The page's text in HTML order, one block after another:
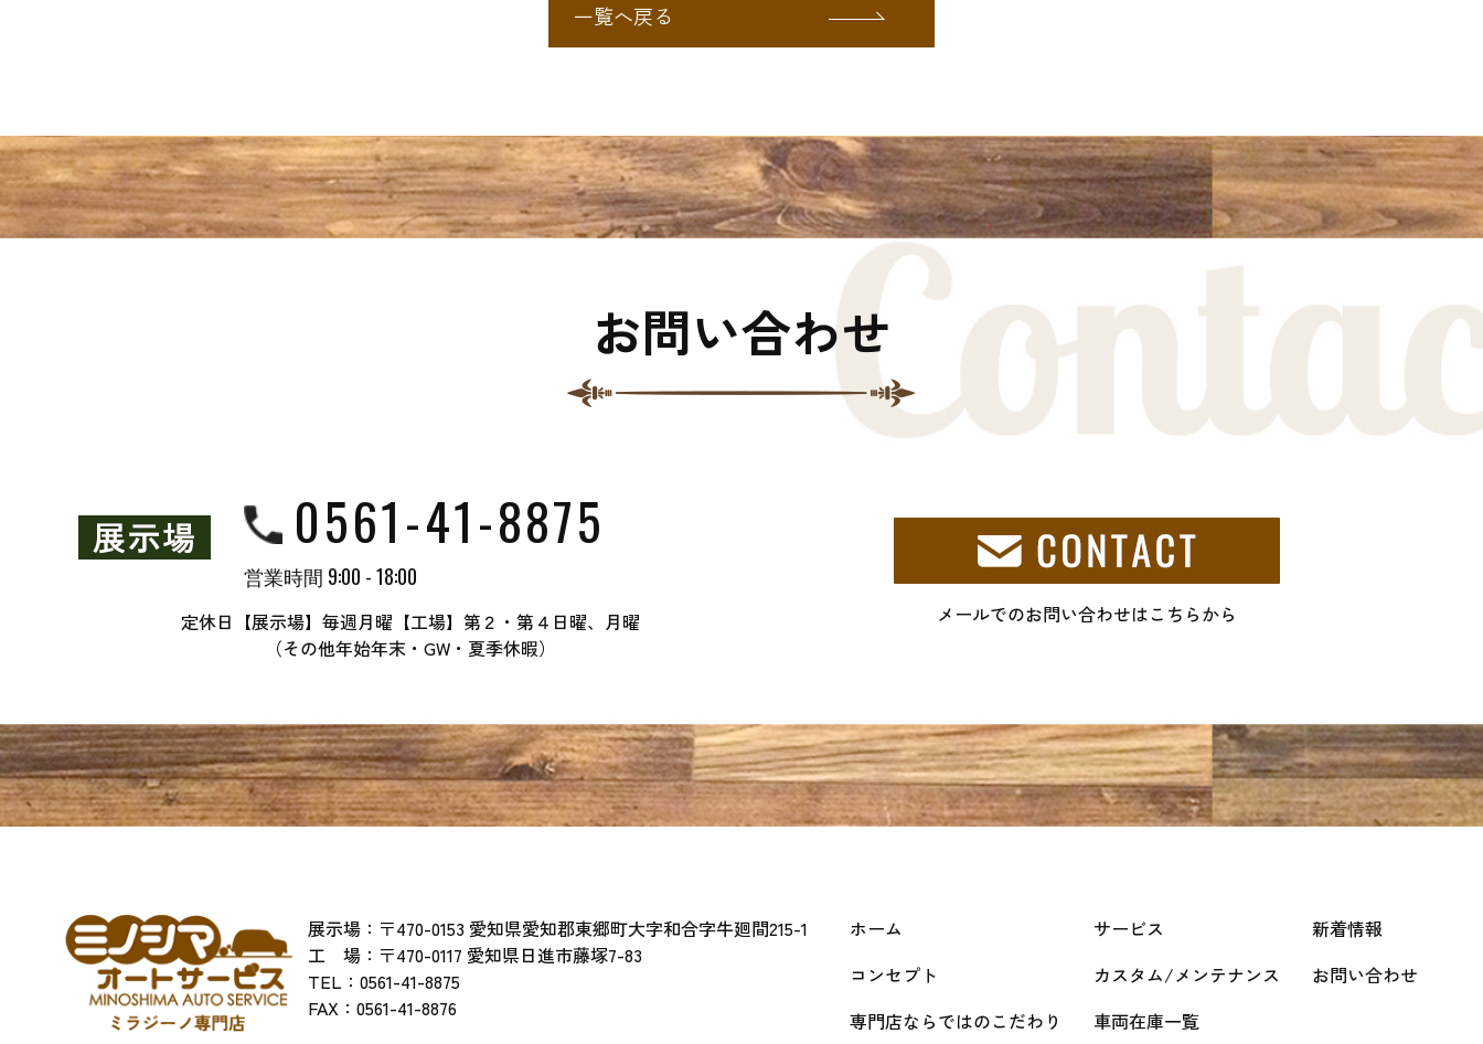
一覧へ戻る
お問い合わせ
0561-41-8875
営業時間 9:00 - 18:00
定休日【展示場】毎週月曜【工場】第２・第４日曜、月曜
（その他年始年末・GW・夏季休暇）
メールでのお問い合わせはこちらから
展示場：〒470-0153 愛知県愛知郡東郷町大字和合字牛廻間215-1
工 場：〒470-0117 愛知県日進市藤塚7-83
TEL： 0561-41-8875
​​​​​​​FAX：0561-41-8876
ホーム
コンセプト
専門店ならではのこだわり
サービス
カスタム/メンテナンス
車両在庫一覧
新着情報
お問い合わせ